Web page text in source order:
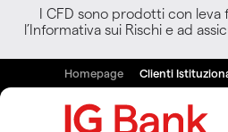
I CFD sono prodotti con
l’Informativa sui Rischi e ad
Homepage Clienti